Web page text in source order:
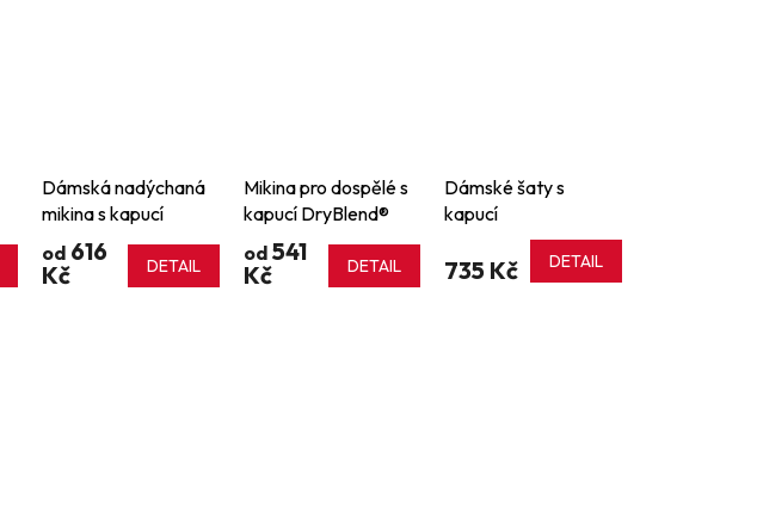
Dámská nadýchaná
mikina s kapucí
od 616
Kč
DETAIL
Mikina pro dospělé s
kapucí DryBlend®
od541
Kč
DETAIL
Dámské šaty s
kapucí
735 Kč DETAIL